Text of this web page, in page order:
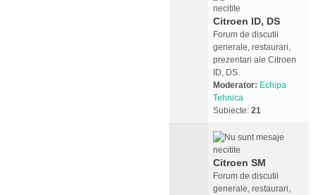
Citroen ID, DS
Forum de discutii
generale, restaurari,
prezentari ale Citroen
ID, DS.
Moderator: Echipa
Tehnica
Subiecte: 21
Citroen SM
Forum de discutii
generale, restaurari,